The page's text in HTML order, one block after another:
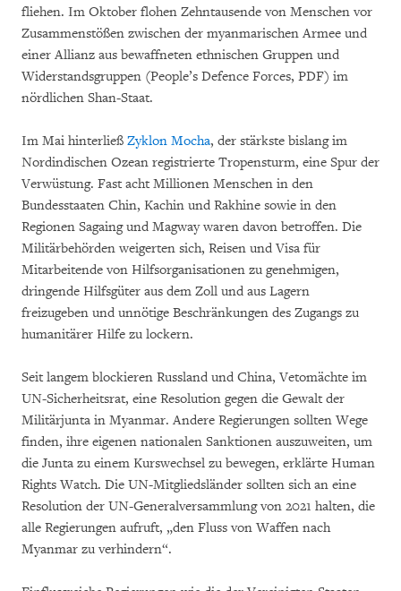
fliehen. Im Oktober flohen Zehntausende von Menschen vor
Zusammenstößen zwischen der myanmarischen Armee und
einer Allianz aus bewaffneten ethnischen Gruppen und
Widerstandsgruppen (People’s Defence Forces, PDF) im
nördlichen Shan-Staat.
Im Mai hinterließ Zyklon Mocha, der stärkste bislang im
Nordindischen Ozean registrierte Tropensturm, eine Spur der
Verwüstung. Fast acht Millionen Menschen in den
Bundesstaaten Chin, Kachin und Rakhine sowie in den
Regionen Sagaing und Magway waren davon betroffen. Die
Militärbehörden weigerten sich, Reisen und Visa für
Mitarbeitende von Hilfsorganisationen zu genehmigen,
dringende Hilfsgüter aus dem Zoll und aus Lagern
freizugeben und unnötige Beschränkungen des Zugangs zu
humanitärer Hilfe zu lockern.
Seit langem blockieren Russland und China, Vetomächte im
UN-Sicherheitsrat, eine Resolution gegen die Gewalt der
Militärjunta in Myanmar. Andere Regierungen sollten Wege
finden, ihre eigenen nationalen Sanktionen auszuweiten, um
die Junta zu einem Kurswechsel zu bewegen, erklärte Human
Rights Watch. Die UN-Mitgliedsländer sollten sich an eine
Resolution der UN-Generalversammlung von 2021 halten, die
alle Regierungen aufruft, „den Fluss von Waffen nach
Myanmar zu verhindern“.